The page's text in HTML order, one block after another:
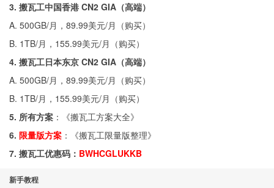
3. 搬瓦工中国香港 CN2 GIA（高端）
A. 500GB/月，89.99美元/月（购买）
B. 1TB/月，155.99美元/月（购买）
4. 搬瓦工日本东京 CN2 GIA（高端）
A. 500GB/月，89.99美元/月（购买）
B. 1TB/月，155.99美元/月（购买）
5. 所有方案 ：《搬瓦工方案大全》
6. 限量版方案 ：《搬瓦工限量版整理》
7. 搬瓦工优惠码： BWHCGLUKKB
新手教程